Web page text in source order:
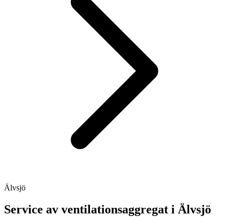
Älvsjö
Service av ventilationsaggregat i Älvsjö